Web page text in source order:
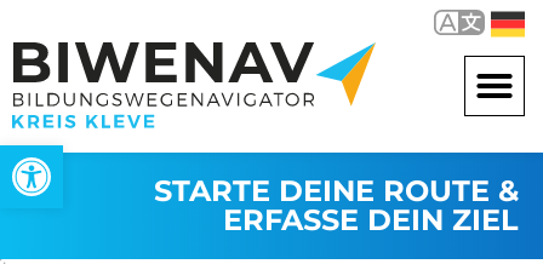
Werkzeugleiste öffnen
STARTE DEINE ROUTE &
ERFASSE DEIN ZIEL